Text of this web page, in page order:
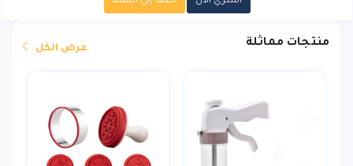
منتجات مماثلة عرض الكل